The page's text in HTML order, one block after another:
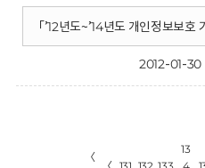
「’12년도~’14년도 개인정보보호
2012-01-30
〈
13